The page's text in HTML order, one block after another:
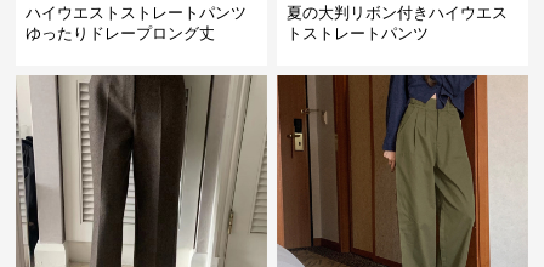
ハイウエストストレートパンツ
ゆったりドレープロング丈
夏の大判リボン付きハイウエス
トストレートパンツ